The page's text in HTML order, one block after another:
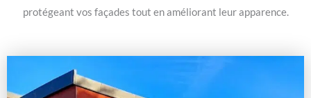
protégeant vos façades tout en améliorant leur apparence.